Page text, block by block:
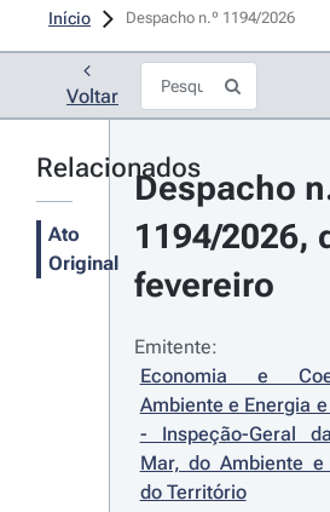
Início Despacho n.º 1194/2026
Voltar
Relacionados
Ato
Original
Despacho
1194/2026,
fevereiro
Emitente:
Economia e
Ambiente e Energia
- Inspeção-Geral
Mar, do Ambiente
do Território